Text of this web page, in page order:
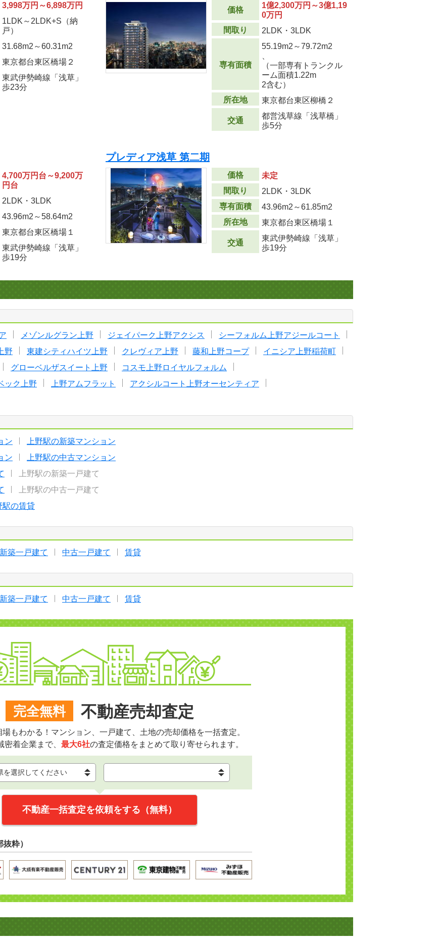
3,998万円～6,898万円
1LDK～2LDK+S（納
戸）
31.68m2 ～60.31m2
東京都台東区橋場２
東武伊勢崎線「浅草」
歩23分
価格
1億2,300万円～3億1,19
0万円
間取り
2LDK・3LDK
専有面積
55.19m2 ～79.72m2
（一部専有トランクル
ーム面積1.22m
2含む）
所在地
東京都台東区柳橋２
交通
都営浅草線「浅草橋」
歩5分
4,700万円台～9,200万
円台
2LDK・3LDK
43.96m2 ～58.64m2
東京都台東区橋場１
東武伊勢崎線「浅草」
歩19分
プレディア浅草 第二期
価格
未定
間取り
2LDK・3LDK
専有面積
43.96m2 ～61.85m2
所在地
東京都台東区橋場１
交通
東武伊勢崎線「浅草」
歩19分
メゾンルグラン上野 ジェイパーク上野アクシス
シーフォルム上野アジールコート
野 東建シティハイツ上野 クレヴィア上野 藤和上野コープ
イニシア上野稲荷町
グローベルザスイート上野
コスモ上野ロイヤルフォルム
ック上野 上野アムフラット
アクシルコート上野オーセンティア
ン
上野駅の新築マンション
ン
上野駅の中古マンション
上野駅の新築一戸建て
上野駅の中古一戸建て
駅の賃貸
新築一戸建て 中古一戸建て 賃貸
新築一戸建て 中古一戸建て 賃貸
完全無料 不動産売却査定
もわかる！マンション、一戸建て、土地の売却価格を一括査定。
密着企業まで、 最大6社の査定価格をまとめて取り寄せられます。
不動産一括査定を依頼をする（無料）
粋）